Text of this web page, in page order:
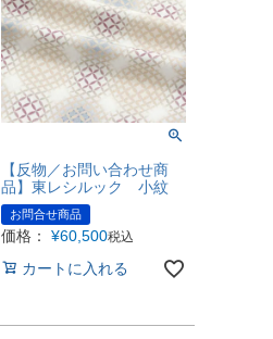
【反物／お問い合わせ商
品】東レシルック 小紋
お問合せ商品
価格： ¥60,500税込
カートに入れる